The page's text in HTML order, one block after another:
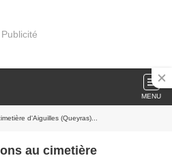
Publicité
MENU
d'Aiguilles (Queyras)...
au cimetière